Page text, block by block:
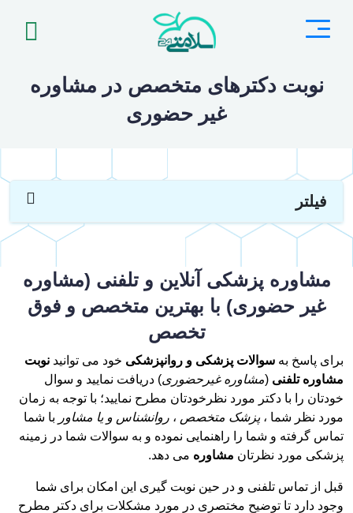
نوبت دکترهای متخصص در مشاوره
غیر حضوری
فیلتر
مشاوره پزشکی آنلاین و تلفنی (مشاوره
غیر حضوری) با بهترین متخصص و فوق
تخصص
برای پاسخ به سوالات پزشکی و روانپزشکی خود می توانید نوبت
مشاوره تلفنی (مشاوره غیرحضوری) دریافت نمایید و سوال
خودتان را با دکتر مورد نظرخودتان مطرح نمایید؛ با توجه به زمان
مورد نظر شما ،پزشک متخصص ، روانشناس و یا مشاور با شما
تماس گرفته و شما را راهنمایی نموده و به سوالات شما در زمینه
پزشکی مورد نظرتان مشاوره می دهد.
قبل از تماس تلفنی و در حین نوبت گیری این امکان برای شما
وجود دارد تا توضیح مختصری در مورد مشکلات برای دکتر مطرح